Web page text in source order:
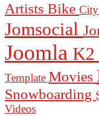
Artists Bike City
Jomsocial
Joomla K2
Template Movies
Snowboarding
Videos